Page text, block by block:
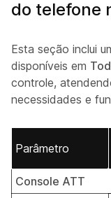
do telefone
Esta seção inclui
disponíveis em
controle,
necessidades e
Parâmetro
Console ATT